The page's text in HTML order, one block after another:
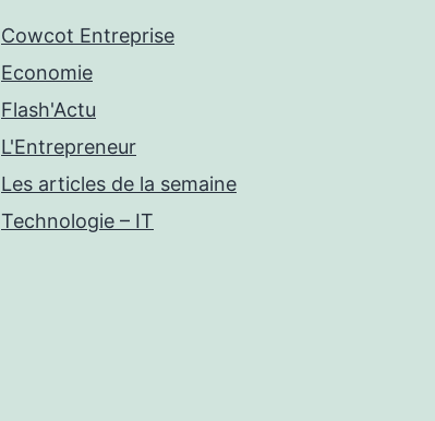
Cowcot Entreprise
Economie
Flash'Actu
L'Entrepreneur
Les articles de la semaine
Technologie – IT